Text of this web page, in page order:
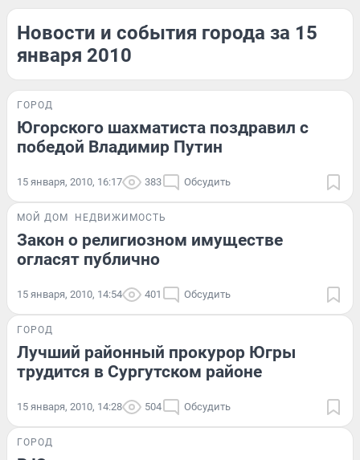
Новости и события города за 15
января 2010
ГОРОД
Югорского шахматиста поздравил с
победой Владимир Путин
15 января, 2010, 16:17 383 Обсудить
МОЙ ДОМ НЕДВИЖИМОСТЬ
Закон о религиозном имуществе
огласят публично
15 января, 2010, 14:54 401 Обсудить
ГОРОД
Лучший районный прокурор Югры
трудится в Сургутском районе
15 января, 2010, 14:28 504 Обсудить
ГОРОД